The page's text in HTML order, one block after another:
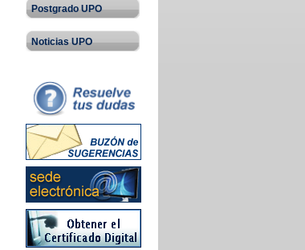
Postgrado UPO
Noticias UPO